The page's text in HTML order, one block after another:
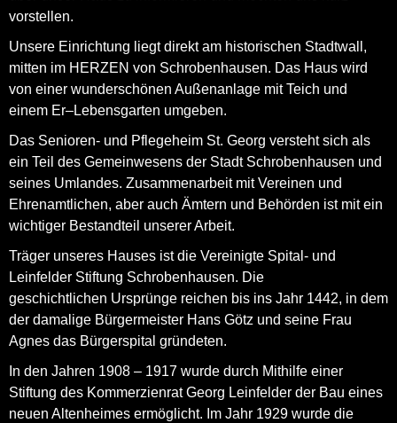
vorstellen.
Unsere Einrichtung liegt direkt am historischen Stadtwall,
mitten im HERZEN von Schrobenhausen. Das Haus wird
von einer wunderschönen Außenanlage mit Teich und
einem Er–Lebensgarten umgeben.
Das Senioren- und Pflegeheim St. Georg versteht sich als
ein Teil des Gemeinwesens der Stadt Schrobenhausen und
seines Umlandes. Zusammenarbeit mit Vereinen und
Ehrenamtlichen, aber auch Ämtern und Behörden ist mit ein
wichtiger Bestandteil unserer Arbeit.
Träger unseres Hauses ist die Vereinigte Spital- und
Leinfelder Stiftung Schrobenhausen. Die
geschichtlichen Ursprünge reichen bis ins Jahr 1442, in dem
der damalige Bürgermeister Hans Götz und seine Frau
Agnes das Bürgerspital gründeten.
In den Jahren 1908 – 1917 wurde durch Mithilfe einer
Stiftung des Kommerzienrat Georg Leinfelder der Bau eines
neuen Altenheimes ermöglicht. Im Jahr 1929 wurde die